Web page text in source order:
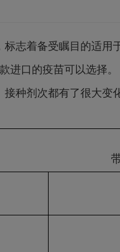
志着备受瞩目的适用
进口的疫苗可以选择。
种剂次都有了很大变